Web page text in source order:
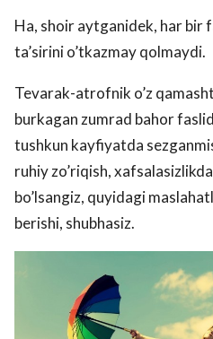
Ha, shoir aytganidek, har bir
ta’sirini o’tkazmay qolmaydi.
Tevarak-atrofnik o’z
burkagan zumrad bahor
tushkun kayfiyatda
ruhiy zo’riqish,
bo’lsangiz, quyidagi
berishi, shubhasiz.